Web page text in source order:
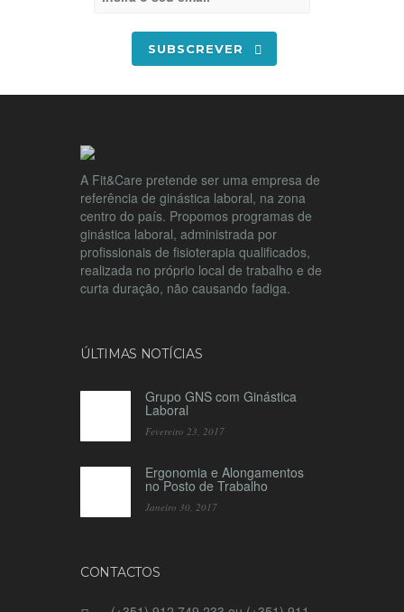
SUBSCREVER
A Fit&Care pretende ser uma empresa de
referência de ginástica laboral, na zona
centro do país. Propomos programas de
ginástica laboral, administrada por
profissionais de fisioterapia qualificados,
realizada no próprio local de trabalho e de
curta duração, não causando fadiga.
ÚLTIMAS NOTÍCIAS
Grupo GNS com Ginástica
Laboral
Fevereiro 23, 2017
Ergonomia e Alongamentos
no Posto de Trabalho
Janeiro 30, 2017
CONTACTOS